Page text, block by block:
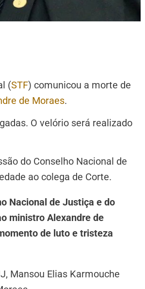
(STF) comunicou a morte de
de Moraes.
O velório será realizado
do Conselho Nacional de
ao colega de Corte.
Nacional de Justiça e do
ministro Alexandre de
de luto e tristeza
Mansou Elias Karmouche